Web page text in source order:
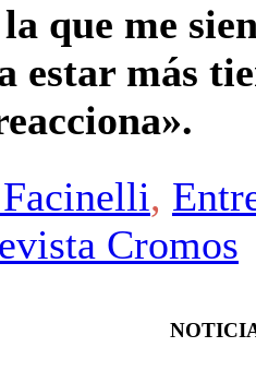
la que me
estar más
,
Cromos